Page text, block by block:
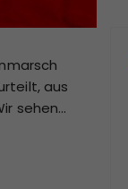
aus
sehen…